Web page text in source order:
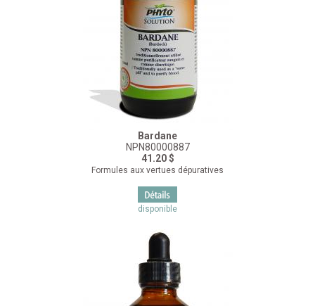
Bardane
NPN80000887
41.20 $
Formules aux vertues dépuratives
disponible